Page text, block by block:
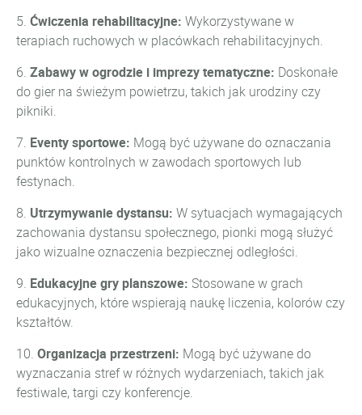
5. Ćwiczenia rehabilitacyjne: Wykorzystywane w
terapiach ruchowych w placówkach rehabilitacyjnych.
6. Zabawy w ogrodzie i imprezy tematyczne: Doskonałe
do gier na świeżym powietrzu, takich jak urodziny czy
pikniki.
7. Eventy sportowe: Mogą być używane do oznaczania
punktów kontrolnych w zawodach sportowych lub
festynach.
8. Utrzymywanie dystansu: W sytuacjach wymagających
zachowania dystansu społecznego, pionki mogą służyć
jako wizualne oznaczenia bezpiecznej odległości.
9. Edukacyjne gry planszowe: Stosowane w grach
edukacyjnych, które wspierają naukę liczenia, kolorów czy
kształtów.
10. Organizacja przestrzeni: Mogą być używane do
wyznaczania stref w różnych wydarzeniach, takich jak
festiwale, targi czy konferencje.